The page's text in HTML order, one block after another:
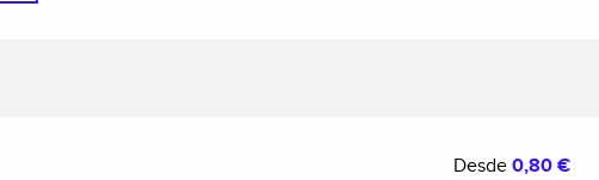
Desde0,80 €